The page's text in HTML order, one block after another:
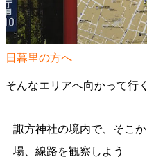
日暮里の方へ
そんなエリアへ向かって行
諏方神社の境内で、そこ
場、線路を観察しよう